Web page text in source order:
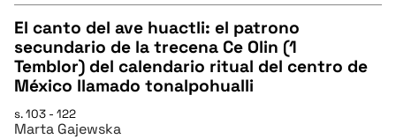
pobierz cytat
CZYSTY TEKST
pobierz cytat
El canto del ave huactli: el patrono
secundario de la trecena Ce Olin (1
Temblor) del calendario ritual del centro de
México llamado tonalpohualli
s. 103 - 122
Marta Gajewska